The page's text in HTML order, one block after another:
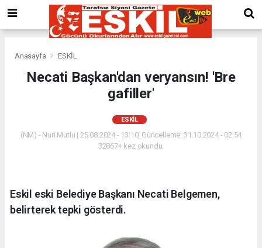
Anasayfa ESKİL
Necati Başkan'dan veryansın! 'Bre
gafiller'
ESKİL
(NM) - Nuri Mutlu | 25.08.2024 - 13:10, Güncelleme: 31.10.2024 - 02:54
32867+ kez okundu.
Eskil eski Belediye Başkanı Necati Belgemen,
belirterek tepki gösterdi.